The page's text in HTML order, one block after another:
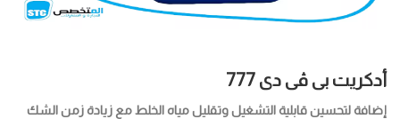
أدكريت بى ڤى دى 777
إضافة لتحسين قابلية التشغيل وتقليل مياه الخلط مع زيادة زمن الشك